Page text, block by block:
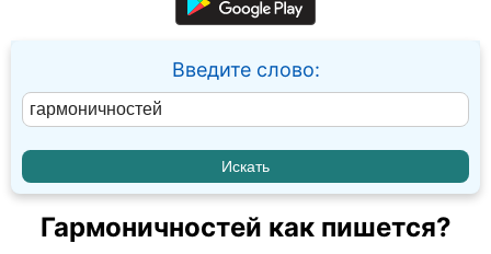
Введите слово:
Гармоничностей как пишется?